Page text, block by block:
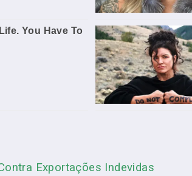
Exportações Indevidas